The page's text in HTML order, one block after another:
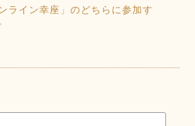
ライン幸座」のどちらに参加す